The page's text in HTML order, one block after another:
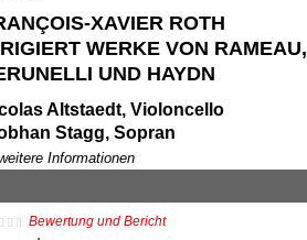
XAVIER ROTH
WERKE VON RAMEAU,
UND HAYDN
Altstaedt, Violoncello
Stagg, Sopran
Mahnke, Mezzosopran
Rose, Bass
Rundfunkchor
weitere Informationen
Bewertung und Bericht